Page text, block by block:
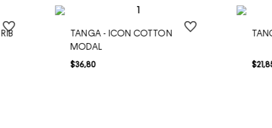
TANGA - ICON COTTON
MODAL
$36,80 $21,